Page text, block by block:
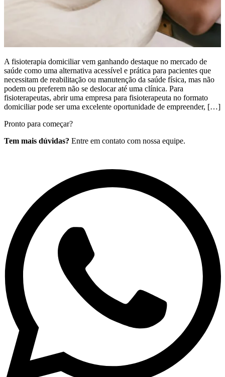
A fisioterapia domiciliar vem ganhando destaque no mercado de
saúde como uma alternativa acessível e prática para pacientes que
necessitam de reabilitação ou manutenção da saúde física, mas não
podem ou preferem não se deslocar até uma clínica. Para
fisioterapeutas, abrir uma empresa para fisioterapeuta no formato
domiciliar pode ser uma excelente oportunidade de empreender, […]
Pronto para começar?
Tem mais dúvidas? Entre em contato com nossa equipe.